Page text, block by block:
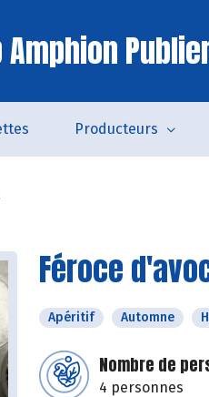
Amphion
Producteurs
Féroce
Apéritif Automne
Nombre de
4 personnes